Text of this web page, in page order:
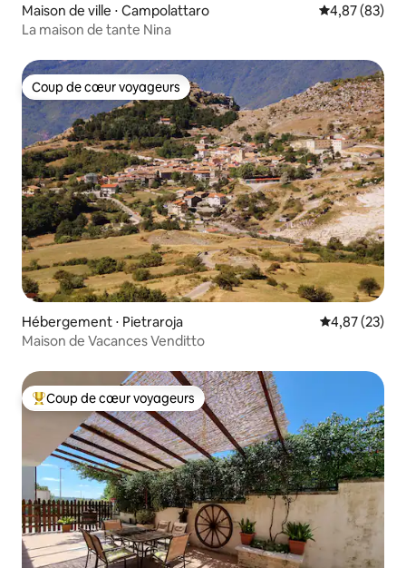
Maison de ville ⋅ Campolattaro Évaluation
4,87 (83)
La maison de tante Nina
Coup de cœur voyageurs
Coup de cœur voyageurs
Hébergement ⋅ Pietraroja Évaluation
4,87 (23)
Maison de Vacances Venditto
Coups de cœur voyageurs les plus appréciés
Coup de cœur voyageurs